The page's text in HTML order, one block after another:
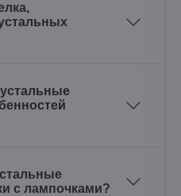
с лампочками?